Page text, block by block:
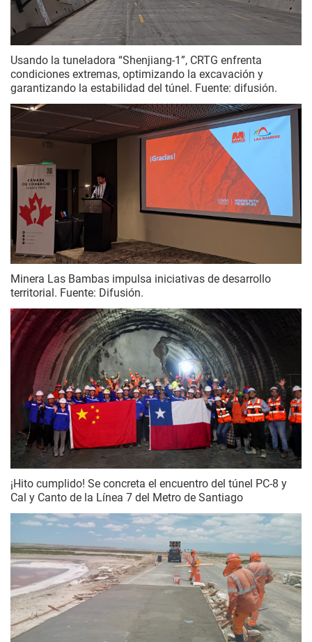
Usando la tuneladora “Shenjiang-1”, CRTG enfrenta
condiciones extremas, optimizando la excavación y
garantizando la estabilidad del túnel. Fuente: difusión.
Minera Las Bambas impulsa iniciativas de desarrollo
territorial. Fuente: Difusión.
¡Hito cumplido! Se concreta el encuentro del túnel PC-8 y
Cal y Canto de la Línea 7 del Metro de Santiago